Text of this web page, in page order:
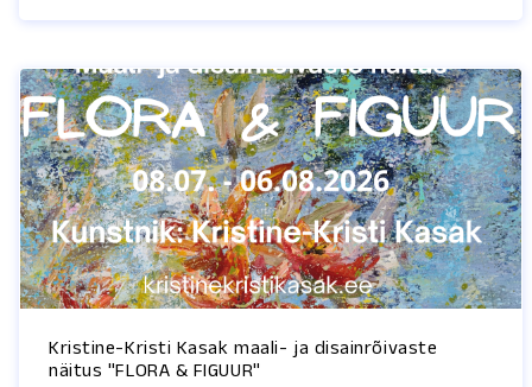
Kristine-Kristi Kasak maali- ja disainrõivaste
näitus "FLORA & FIGUUR"